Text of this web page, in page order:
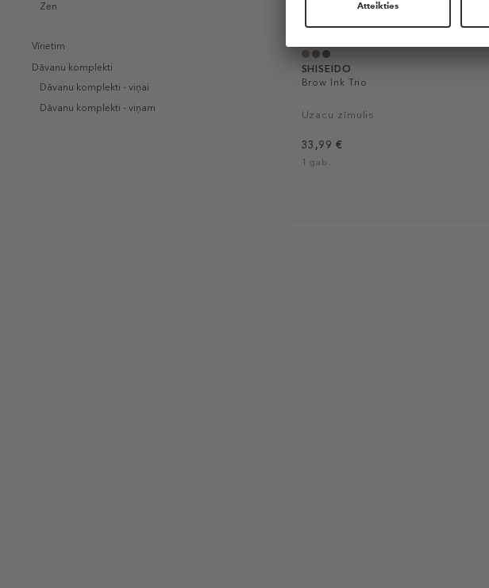
Zen
Vīrietim
Dāvanu komplekti
Dāvanu komplekti - viņai
Dāvanu komplekti - viņam
SHISEIDO
Brow Ink Trio
Uzacu zīmulis
33,99 €
1 gab.